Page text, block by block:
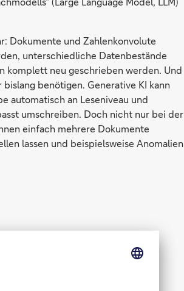
Dokumente und Zahlenkonvolute
unterschiedliche Datenbestände
komplett neu geschrieben werden. Und
benötigen. Generative KI kann
automatisch an Leseniveau und
umschreiben. Doch nicht nur bei der
einfach mehrere Dokumente
lassen und beispielsweise Anomalien